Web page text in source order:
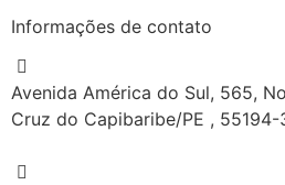
Informações de contato
Avenida América do Sul, 565,
Cruz do Capibaribe/PE , 55194-